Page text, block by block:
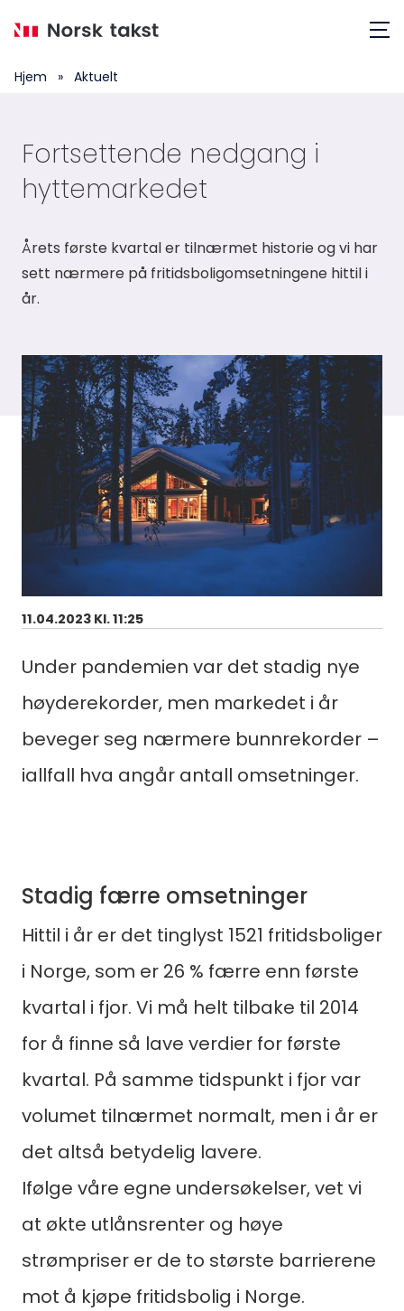
Hjem » Aktuelt
Fortsettende nedgang i
hyttemarkedet
Årets første kvartal er tilnærmet historie og vi har
sett nærmere på fritidsboligomsetningene hittil i
år.
11.04.2023 Kl. 11:25
Under pandemien var det stadig nye
høyderekorder, men markedet i år
beveger seg nærmere bunnrekorder –
iallfall hva angår antall omsetninger.
Stadig færre omsetninger
Hittil i år er det tinglyst 1521 fritidsboliger
i Norge, som er 26 % færre enn første
kvartal i fjor. Vi må helt tilbake til 2014
for å finne så lave verdier for første
kvartal. På samme tidspunkt i fjor var
volumet tilnærmet normalt, men i år er
det altså betydelig lavere.
Ifølge våre egne undersøkelser, vet vi
at økte utlånsrenter og høye
strømpriser er de to største barrierene
mot å kjøpe fritidsbolig i Norge.